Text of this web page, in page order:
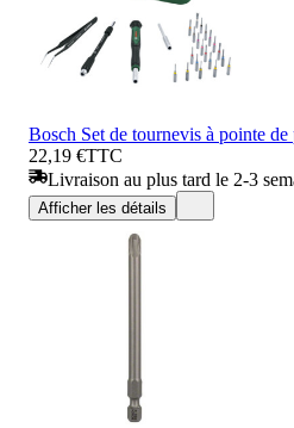
Bosch Set de tournevis à pointe
22,19 €TTC
Livraison au plus tard le 2-3
Afficher les détails